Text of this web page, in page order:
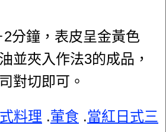
分鐘，表皮呈金黃色
並夾入作法3的成品，
對切即可。
料理 .葷食 .當紅日式三